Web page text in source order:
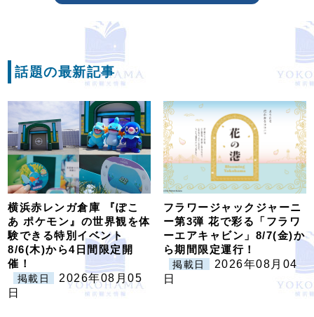
話題の最新記事
横浜赤レンガ倉庫 『ぽこ
あ ポケモン』の世界観を体
験できる特別イベント
8/6(木)から4日間限定開
催！
掲載日
2026年08月05
日
フラワージャックジャーニ
ー第3弾 花で彩る「フラワ
ーエアキャビン」8/7(金)か
ら期間限定運行！
掲載日
2026年08月04
日